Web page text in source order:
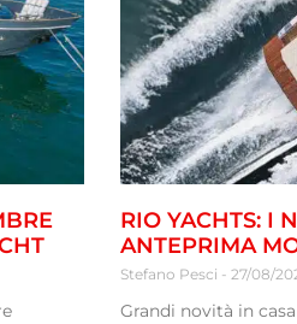
RIO YACHTS: I
ANTEPRIMA
Stefano Pesci 27/08/
Grandi novità in